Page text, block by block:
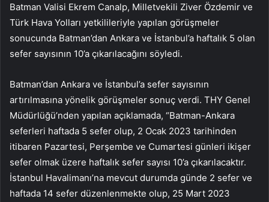
Batman Valisi Ekrem Canalp, Milletvekili Ziver Özdemir ve
Türk Hava Yolları yetkilileriyle yapılan görüşmeler
sonucunda Batman’dan Ankara ve İstanbul’a haftalık 5 olan
sefer sayısının 10’a çıkarılacağını söyledi.
Batman’dan Ankara ve İstanbul’a sefer sayısının
artırılmasına yönelik görüşmeler sonuç verdi. THY Genel
Müdürlüğü’nden yapılan açıklamada, “Batman-Ankara
seferleri haftada 5 sefer olup, 2 Ocak 2023 tarihinden
itibaren Pazartesi, Perşembe ve Cumartesi günleri ikişer
sefer olmak üzere haftalık sefer sayısı 10’a çıkarılacaktır.
İstanbul Havalimanı’na mevcut durumda günde 2 sefer ve
haftada 14 sefer düzenlenmekte olup, 25 Mart 2023